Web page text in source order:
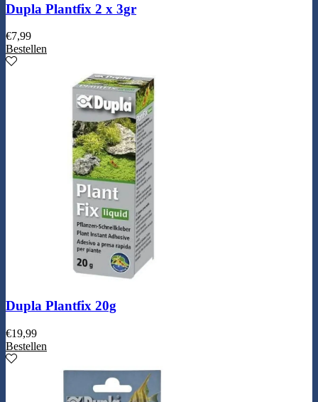
Dupla Plantfix 2 x 3gr
€7,99
Bestellen
Dupla Plantfix 20g
€19,99
Bestellen